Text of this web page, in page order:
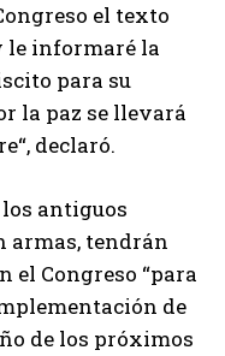
el texto
le informaré la
para su
la paz se llevará
declaró.
antiguos
armas, tendrán
el Congreso “para
de
de los próximos